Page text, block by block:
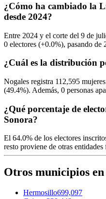
¿Cómo ha cambiado la
desde 2024?
Entre 2024 y el corte del 9 de
0 electores (+0.0%), pasando de
¿Cuál es la distribución
Nogales registra 112,595
(49.4%). Además, 0 personas
¿Qué porcentaje de
Sonora?
El 64.0% de los electores
resto proviene de otras
Otros municipios
Hermosillo699,097